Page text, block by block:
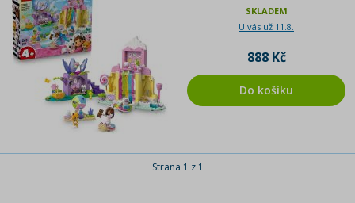
SKLADEM
U vás už 11.8.
888 Kč
Do košíku
Strana 1 z 1